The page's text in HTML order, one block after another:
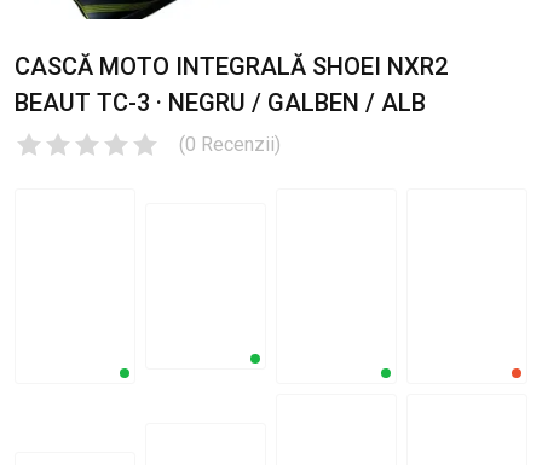
CASCĂ MOTO INTEGRALĂ SHOEI NXR2
BEAUT TC-3 · NEGRU / GALBEN / ALB
(0 Recenzii)